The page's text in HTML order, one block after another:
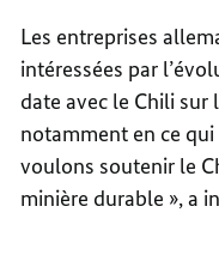
Les entreprises
intéressées par
date avec le Chili sur
notamment en ce
voulons soutenir le
minière durable », a